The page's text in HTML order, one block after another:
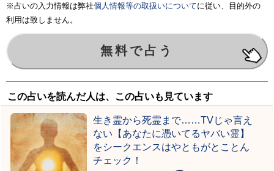
※占いの入力情報は弊社個人情報等の取扱いについてに従い、目的外の
利用は致しません。
この占いを読んだ人は、この占いも見ています
生き霊から死霊まで……TVじゃ言え
ない【あなたに憑いてるヤバい霊】
をシークエンスはやともがとことん
チェック！